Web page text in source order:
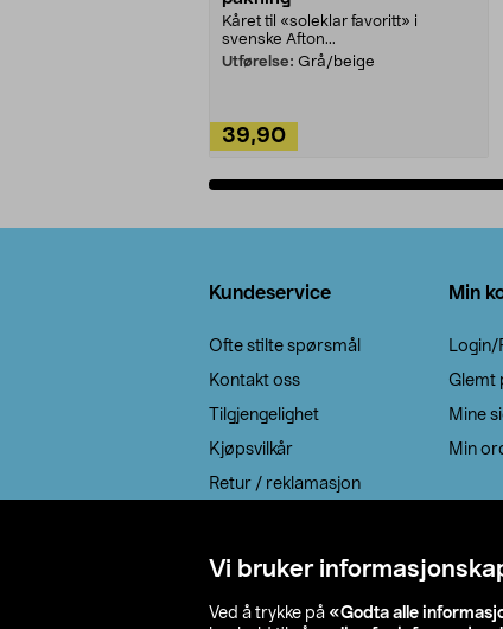
Vi bruker
Ved å trykke på «Godta alle
Kåret til «soleklar favoritt» i
svenske Afton...
Utførelse: Grå/beige
39,90
Kundeservice
Ofte stilte spørsmål
Kontakt oss
Tilgjengelighet
Kjøpsvilkår
Retur / reklamasjon
Min
Login/
Glemt
Mine
Min